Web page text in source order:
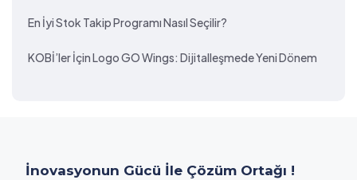
En İyi Stok Takip Programı Nasıl Seçilir?
KOBİ’ler İçin Logo GO Wings: Dijitalleşmede Yeni Dönem
İnovasyonun Gücü İle Çözüm Ortağı !